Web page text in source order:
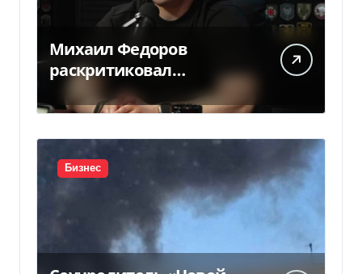
Михаил Федоров
раскритиковал
отсутствие министра
обороны — видео
Бизнес